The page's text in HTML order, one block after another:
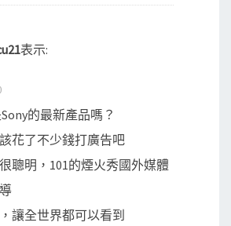
表示:
的最新產品嗎？
花了不少錢打廣告吧
聰明，101的煙火秀國外媒體
讓全世界都可以看到